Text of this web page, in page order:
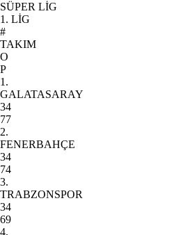
SÜPER LİG
1. LİG
#
TAKIM
O
P
1.
GALATASARAY
34
77
2.
FENERBAHÇE
34
74
3.
TRABZONSPOR
34
69
4.